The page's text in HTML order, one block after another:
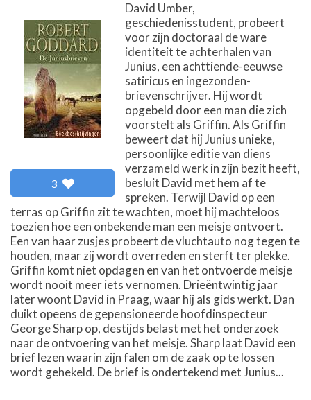
3
David Umber,
geschiedenisstudent, probeert
voor zijn doctoraal de ware
identiteit te achterhalen van
Junius, een achttiende-eeuwse
satiricus en ingezonden-
brievenschrijver. Hij wordt
opgebeld door een man die zich
voorstelt als Griffin. Als Griffin
beweert dat hij Junius unieke,
persoonlijke editie van diens
verzameld werk in zijn bezit heeft,
besluit David met hem af te
spreken. Terwijl David op een
terras op Griffin zit te wachten, moet hij machteloos
toezien hoe een onbekende man een meisje ontvoert.
Een van haar zusjes probeert de vluchtauto nog tegen te
houden, maar zij wordt overreden en sterft ter plekke.
Griffin komt niet opdagen en van het ontvoerde meisje
wordt nooit meer iets vernomen. Drieëntwintig jaar
later woont David in Praag, waar hij als gids werkt. Dan
duikt opeens de gepensioneerde hoofdinspecteur
George Sharp op, destijds belast met het onderzoek
naar de ontvoering van het meisje. Sharp laat David een
brief lezen waarin zijn falen om de zaak op te lossen
wordt gehekeld. De brief is ondertekend met Junius...